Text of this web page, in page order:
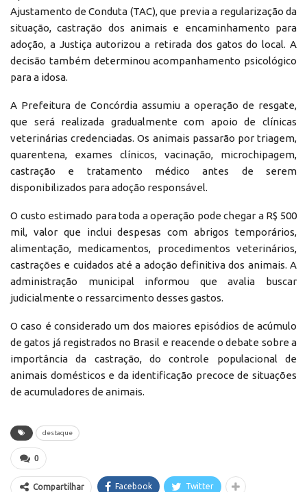
Ajustamento de Conduta (TAC), que previa a regularização da
situação, castração dos animais e encaminhamento para
adoção, a Justiça autorizou a retirada dos gatos do local. A
decisão também determinou acompanhamento psicológico
para a idosa.
A Prefeitura de Concórdia assumiu a operação de resgate,
que será realizada gradualmente com apoio de clínicas
veterinárias credenciadas. Os animais passarão por triagem,
quarentena, exames clínicos, vacinação, microchipagem,
castração e tratamento médico antes de serem
disponibilizados para adoção responsável.
O custo estimado para toda a operação pode chegar a R$ 500
mil, valor que inclui despesas com abrigos temporários,
alimentação, medicamentos, procedimentos veterinários,
castrações e cuidados até a adoção definitiva dos animais. A
administração municipal informou que avalia buscar
judicialmente o ressarcimento desses gastos.
O caso é considerado um dos maiores episódios de acúmulo
de gatos já registrados no Brasil e reacende o debate sobre a
importância da castração, do controle populacional de
animais domésticos e da identificação precoce de situações
de acumuladores de animais.
destaque
0
Compartilhar Facebook Twitter